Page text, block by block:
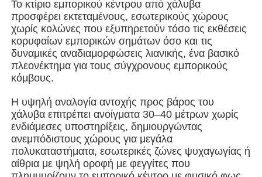
Σχετικά με εμάς
Γύρος εργοστασίων
Ποιοτικός έλεγχος
επαφή
Το κτίριο εμπορικού κέντρου από χάλυβα
προσφέρει εκτεταμένους, εσωτερικούς χώρους
χωρίς κολώνες που εξυπηρετούν τόσο τις εκθέσεις
κορυφαίων εμπορικών σημάτων όσο και τις
δυναμικές αναδιαμορφώσεις λιανικής, ένα βασικό
πλεονέκτημα για τους σύγχρονους εμπορικούς
κόμβους.
Η υψηλή αναλογία αντοχής προς βάρος του
χάλυβα επιτρέπει ανοίγματα 30–40 μέτρων χωρίς
ενδιάμεσες υποστηρίξεις, δημιουργώντας
ανεμπόδιστους χώρους για μεγάλα
πολυκαταστήματα, εσωτερικές ζώνες ψυχαγωγίας ή
αίθρια με ψηλή οροφή με φεγγίτες που